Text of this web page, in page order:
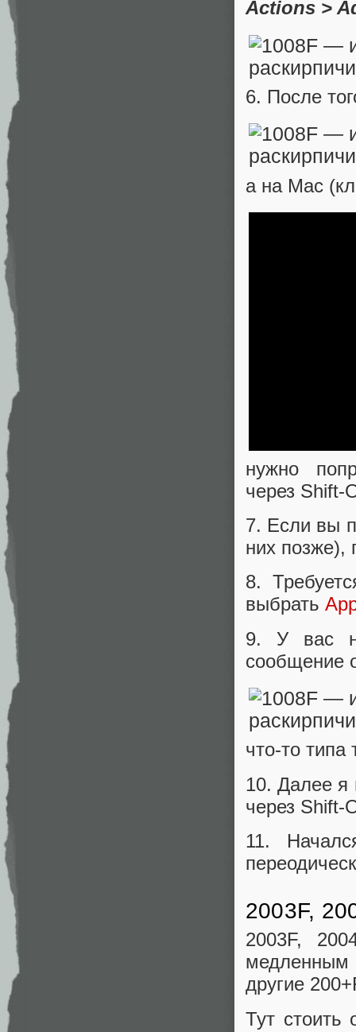
Actions >
6. После
а на Mac
нужно
через Shift-
7. Если вы
них позже),
8.
выбрать
9. У вас
сообщение
что-то типа
10. Далее я
через Shift-
11.
2003F,
2003F,
медленным
другие
Тут стоить